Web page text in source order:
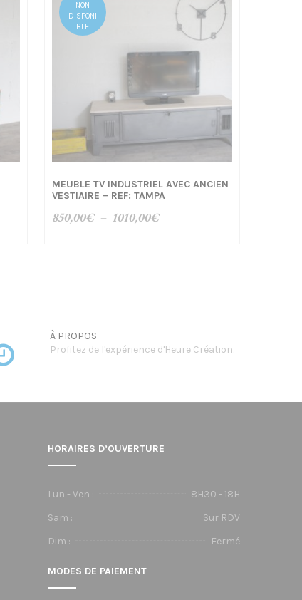
NON
DISPONI
BLE
MEUBLE TV INDUSTRIEL AVEC ANCIEN
VESTIAIRE – REF: TAMPA
850,00€ – 1010,00€Plage
À PROPOS
Profitez de l'expérience d'Heure Création.
HORAIRES D’OUVERTURE
Lun - Ven :
8H30 - 18H
Sam :
Sur RDV
Dim :
Fermé
MODES DE PAIEMENT